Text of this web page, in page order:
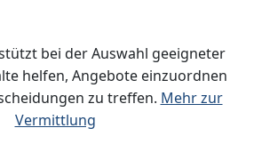
bei der Auswahl geeigneter
helfen, Angebote einzuordnen
zu treffen. Mehr zur
Vermittlung